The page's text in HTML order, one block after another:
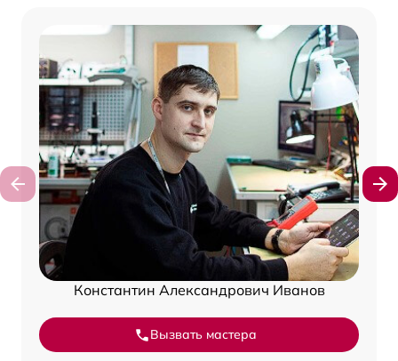
Константин Александрович Иванов
Вызвать мастера